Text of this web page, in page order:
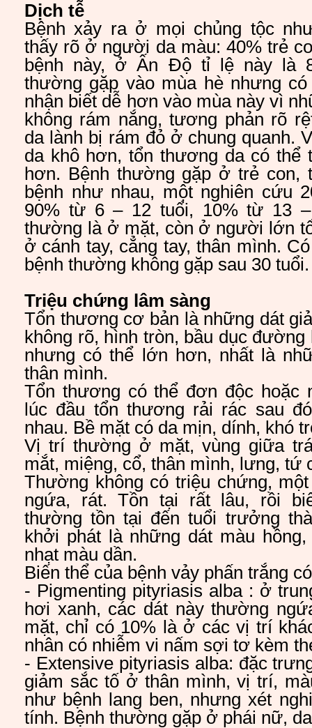
Dịch tễ
Bệnh xảy ra ở mọi chủng tộc
thấy rõ ở người da màu: 40% trẻ
bệnh này, ở Ấn Độ tỉ lệ này là
thường gặp vào mùa hè nhưng
nhận biết dễ hơn vào mùa này vì
không rám nắng, tương phản rõ
da lành bị rám đỏ ở chung quanh.
da khô hơn, tổn thương da có thể
hơn. Bệnh thường gặp ở trẻ con,
bệnh như nhau, một nghiên cứu
90% từ 6 – 12 tuổi, 10% từ 13
thường là ở mặt, còn ở người lớn
ở cánh tay, cẳng tay, thân mình.
bệnh thường không gặp sau 30 tuổi.
Triệu chứng lâm sàng
Tổn thương cơ bản là những dát
không rõ, hình tròn, bầu dục
nhưng có thể lớn hơn, nhất là
thân mình.
Tổn thương có thể đơn độc hoặc
lúc đầu tổn thương rải rác sau
nhau. Bề mặt có da mịn, dính, khó
Vị trí thường ở mặt, vùng giữa
mắt, miệng, cổ, thân mình, lưng, tứ
Thường không có triệu chứng,
ngứa, rát. Tồn tại rất lâu, rồi
thường tồn tại đến tuổi trưởng
khởi phát là những dát màu
nhạt màu dần.
Biến thể của bệnh vảy phấn trắng
- Pigmenting pityriasis alba : ở
hơi xanh, các dát này thường
mặt, chỉ có 10% là ở các vị trí
nhân có nhiễm vi nấm sợi tơ kèm
- Extensive pityriasis alba: đặc
giảm sắc tố ở thân mình, vị trí,
như bệnh lang ben, nhưng xét
tính. Bệnh thường gặp ở phái nữ,